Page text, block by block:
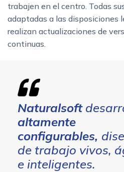
trabajen en el centro. Todas
adaptadas a las disposiciones
realizan actualizaciones de
continuas.
Naturalsoft
altamente
configurables,
de trabajo vivos,
e inteligentes.